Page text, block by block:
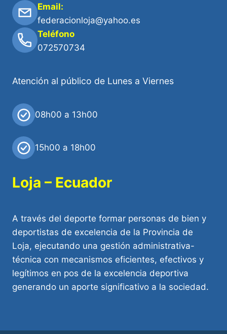
Email:
federacionloja@yahoo.es
Teléfono
072570734
Atención al público de Lunes a Viernes
08h00 a 13h00
15h00 a 18h00
Loja – Ecuador
A través del deporte formar personas de bien y
deportistas de excelencia de la Provincia de
Loja, ejecutando una gestión administrativa-
técnica con mecanismos eficientes, efectivos y
legítimos en pos de la excelencia deportiva
generando un aporte significativo a la sociedad.